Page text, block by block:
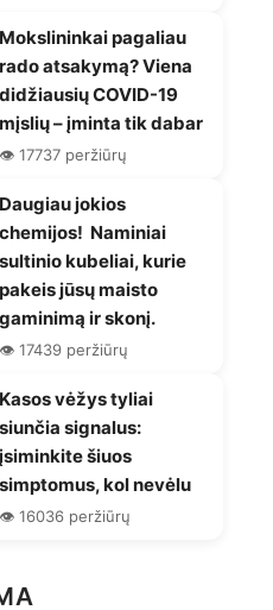
Mokslininkai pagaliau
rado atsakymą? Viena
didžiausių COVID-19
mįslių – įminta tik dabar
👁️ 17737 peržiūrų
Daugiau jokios
chemijos! Naminiai
sultinio kubeliai, kurie
pakeis jūsų maisto
gaminimą ir skonį.
👁️ 17439 peržiūrų
Kasos vėžys tyliai
siunčia signalus:
įsiminkite šiuos
simptomus, kol nevėlu
👁️ 16036 peržiūrų